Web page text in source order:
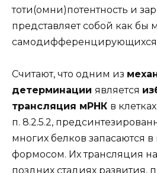
тоти(омни)потентность и
представляет собой как бы
самодифференцирующихся
Считают, что одним из
детерминации является
трансляция мРНК в
п. 8.2.5.2,
многих белков запасаются
формосом. Их трансляция
поздних стадиях развития,